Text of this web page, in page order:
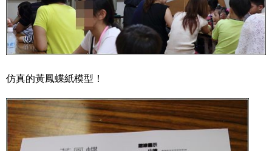
仿真的黃鳳蝶紙模型！